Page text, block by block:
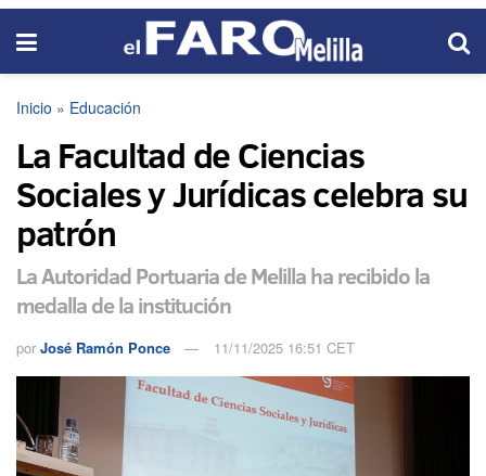
Inicio » Educación
La Facultad de Ciencias
Sociales y Jurídicas celebra su
patrón
La Autoridad Portuaria de Melilla ha recibido la
medalla de la institución
por José Ramón Ponce 11/11/2025 16:51 CET